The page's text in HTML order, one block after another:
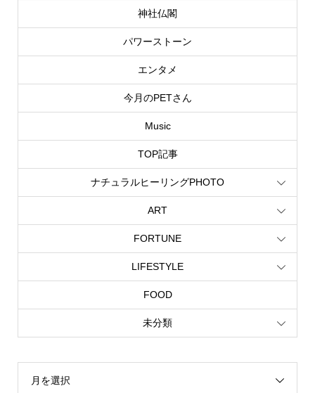
神社仏閣
パワーストーン
エンタメ
今月のPETさん
Music
TOP記事
ナチュラルヒーリングPHOTO
ART
FORTUNE
LIFESTYLE
FOOD
未分類
月を選択